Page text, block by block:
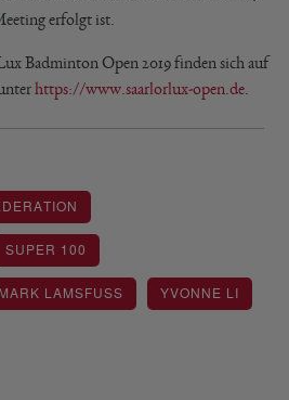
erfolgt ist.
Badminton Open 2019 finden sich auf
https://www.saarlorlux-open.de
SUPER 100
MARK LAMSFUSS YVONNE LI